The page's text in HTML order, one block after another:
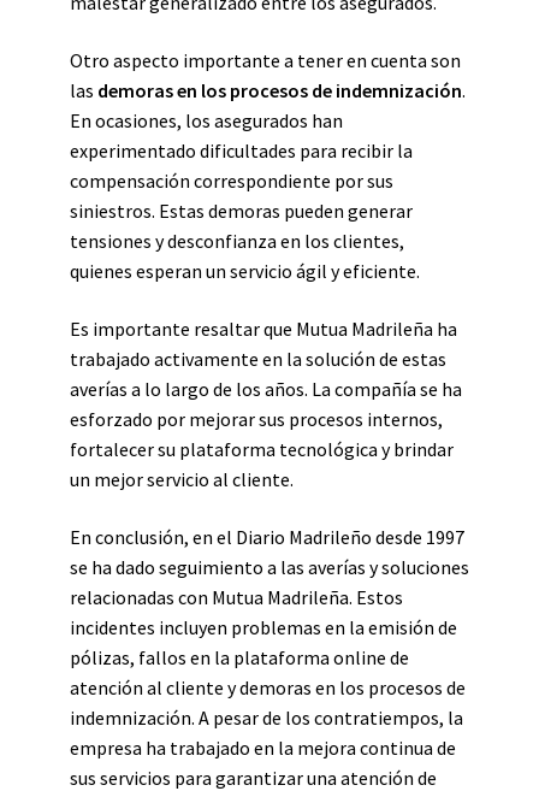
Otro aspecto importante a tener en cuenta son
las demoras en los procesos de indemnización.
En ocasiones, los asegurados han
experimentado dificultades para recibir la
compensación correspondiente por sus
siniestros. Estas demoras pueden generar
tensiones y desconfianza en los clientes,
quienes esperan un servicio ágil y eficiente.
Es importante resaltar que Mutua Madrileña ha
trabajado activamente en la solución de estas
averías a lo largo de los años. La compañía se ha
esforzado por mejorar sus procesos internos,
fortalecer su plataforma tecnológica y brindar
un mejor servicio al cliente.
En conclusión, en el Diario Madrileño desde 1997
se ha dado seguimiento a las averías y soluciones
relacionadas con Mutua Madrileña. Estos
incidentes incluyen problemas en la emisión de
pólizas, fallos en la plataforma online de
atención al cliente y demoras en los procesos de
indemnización. A pesar de los contratiempos, la
empresa ha trabajado en la mejora continua de
sus servicios para garantizar una atención de